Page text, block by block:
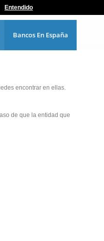
Bancos En España
encontrar en ellas.
de que la entidad que
Entendido